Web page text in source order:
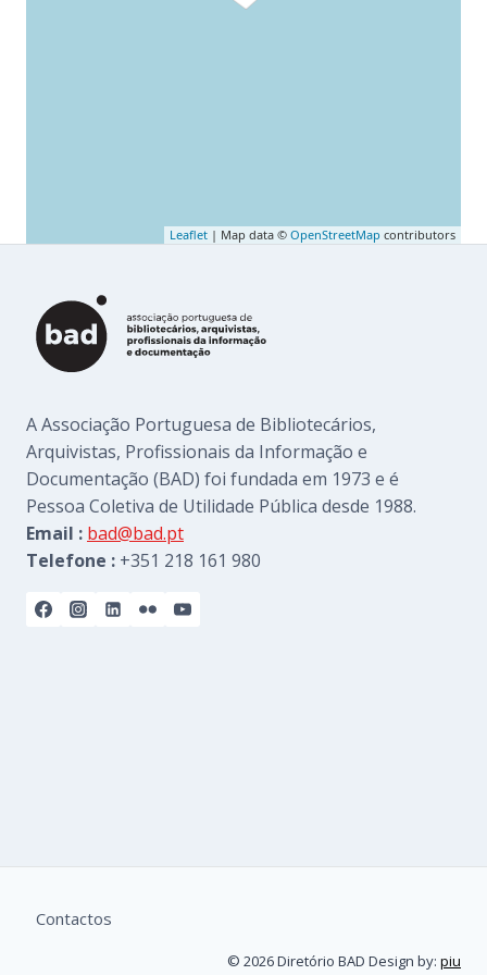
Leaflet | Map data © OpenStreetMap contributors
A Associação Portuguesa de Bibliotecários,
Arquivistas, Profissionais da Informação e
Documentação (BAD) foi fundada em 1973 e é
Pessoa Coletiva de Utilidade Pública desde 1988.
Email : bad@bad.pt
Telefone : +351 218 161 980
Contactos
© 2026 Diretório BAD Design by: piu